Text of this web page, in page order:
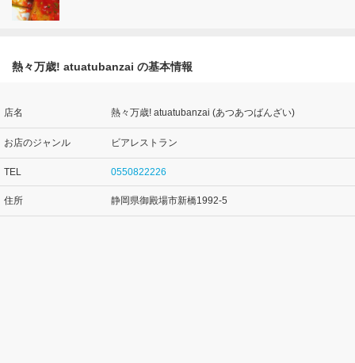
熱々万歳! atuatubanzai の基本情報
店名 熱々万歳! atuatubanzai (あつあつばんざい)
お店のジャンル ビアレストラン
TEL 0550822226
住所 静岡県御殿場市新橋1992-5